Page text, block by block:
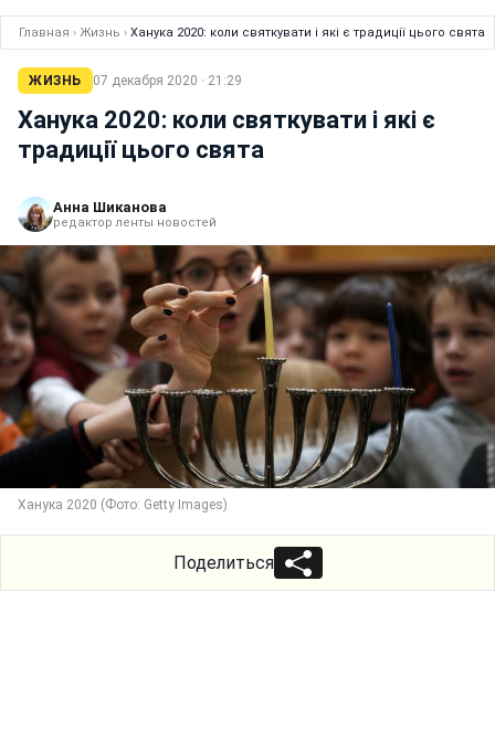
Главная › Жизнь › Ханука 2020: коли святкувати і які є традиції цього свята
ЖИЗНЬ 07 декабря 2020 · 21:29
Ханука 2020: коли святкувати і які є
традиції цього свята
Анна Шиканова
редактор ленты новостей
Ханука 2020 (Фото: Getty Images)
Поделиться